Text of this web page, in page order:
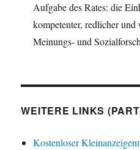
Aufgabe des Rates: die
kompetenter, redlicher
Meinungs- und
WEITERE LINKS
Kostenloser